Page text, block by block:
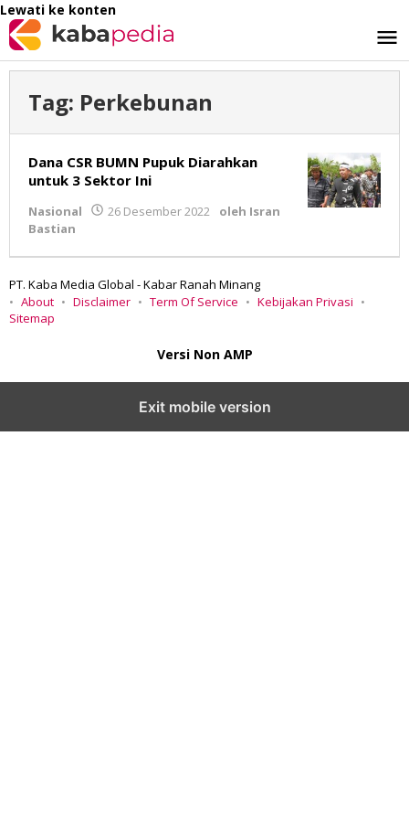
Lewati ke konten
Tag: Perkebunan
Dana CSR BUMN Pupuk Diarahkan
untuk 3 Sektor Ini
Nasional 26 Desember 2022 oleh Isran
Bastian
PT. Kaba Media Global - Kabar Ranah Minang
About
Disclaimer Term Of Service
Kebijakan Privasi
Sitemap
Versi Non AMP
Exit mobile version